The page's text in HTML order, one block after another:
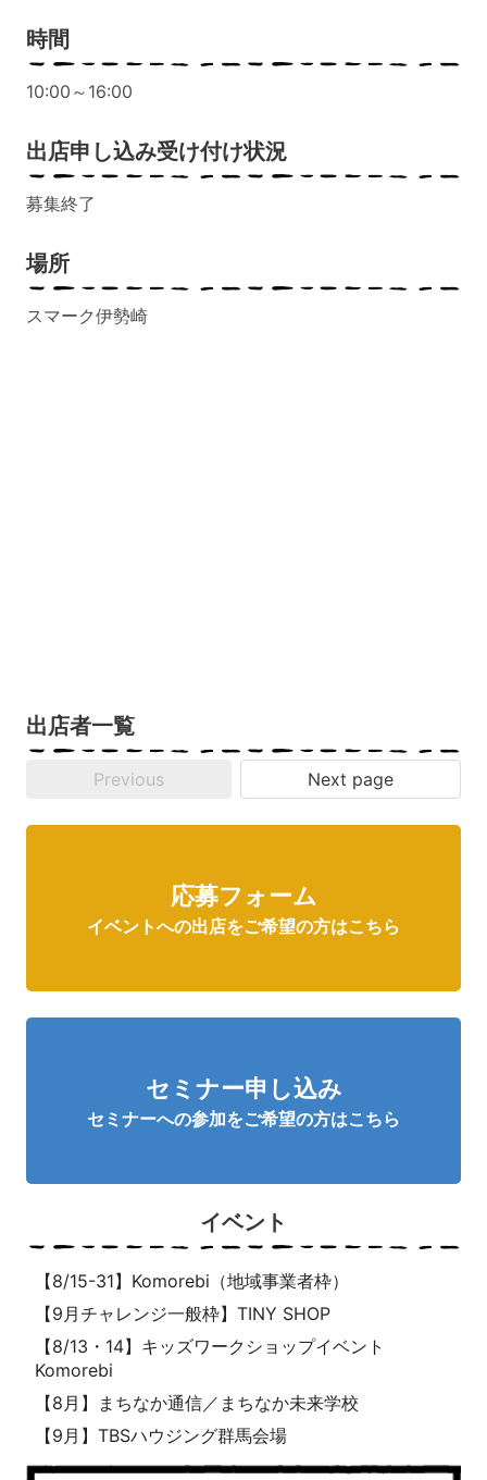
時間
10:00～16:00
出店申し込み受け付け状況
募集終了
場所
スマーク伊勢崎
出店者一覧
Previous Next page
応募フォーム
イベントへの出店をご希望の方はこちら
セミナー申し込み
セミナーへの参加をご希望の方はこちら
イベント
【8/15-31】Komorebi（地域事業者枠）
【9月チャレンジ一般枠】TINY SHOP
【8/13・14】キッズワークショップイベント
Komorebi
【8月】まちなか通信／まちなか未来学校
【9月】TBSハウジング群馬会場